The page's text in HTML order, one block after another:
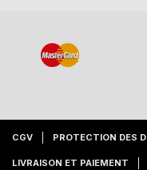
CGV PROTECTION DES
LIVRAISON ET PAIEMENT